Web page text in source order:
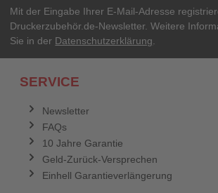
Ihr Passwort
Mit der Eingabe Ihrer E-Mail-Adresse
Druckerzubehör.de-Newsletter. Weitere
Sie in der Datenschutzerklärung
SERVICE
Newsletter
FAQs
10 Jahre Garantie
Geld-Zurück-Versprechen
Einhell Garantieverlängerung